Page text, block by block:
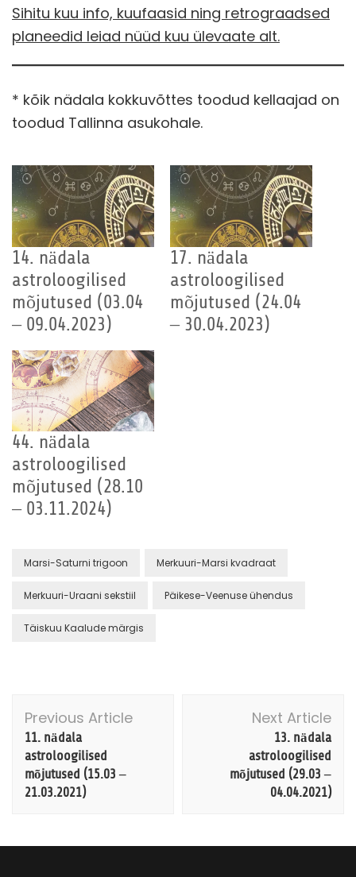
Sihitu kuu info, kuufaasid ning retrograadsed
planeedid leiad nüüd kuu ülevaate alt.
* kõik nädala kokkuvõttes toodud kellaajad on
toodud Tallinna asukohale.
14. nädala
astroloogilised
mõjutused (03.04
– 09.04.2023)
17. nädala
astroloogilised
mõjutused (24.04
– 30.04.2023)
44. nädala
astroloogilised
mõjutused (28.10
– 03.11.2024)
Marsi-Saturni trigoon Merkuuri-Marsi kvadraat
Merkuuri-Uraani sekstiil Päikese-Veenuse ühendus
Täiskuu Kaalude märgis
Post
Navigation
Previous Article
11. nädala
astroloogilised
mõjutused (15.03 –
21.03.2021)
Next Article
13. nädala
astroloogilised
mõjutused (29.03 –
04.04.2021)